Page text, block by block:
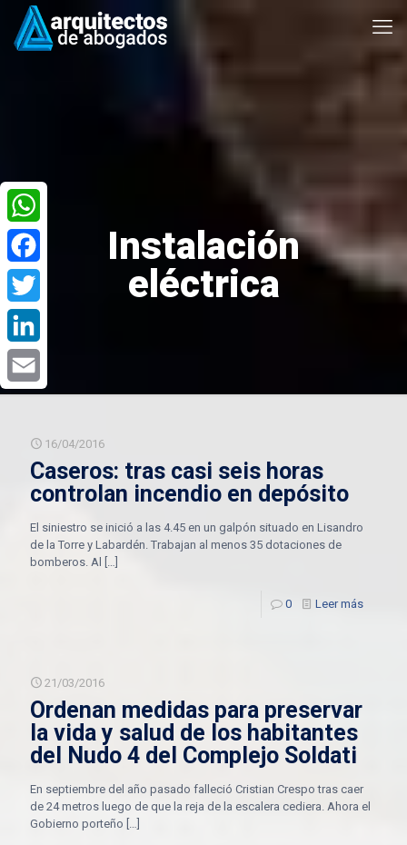
Instalación
eléctrica
16/04/2016
Caseros: tras casi seis horas
controlan incendio en depósito
El siniestro se inició a las 4.45 en un galpón situado en Lisandro
de la Torre y Labardén. Trabajan al menos 35 dotaciones de
bomberos. Al
[…]
0 Leer más
21/03/2016
Ordenan medidas para preservar
la vida y salud de los habitantes
del Nudo 4 del Complejo Soldati
En septiembre del año pasado falleció Cristian Crespo tras caer
de 24 metros luego de que la reja de la escalera cediera. Ahora el
Gobierno porteño […]
WhatsApp
Facebook
Twitter
LinkedIn
Email